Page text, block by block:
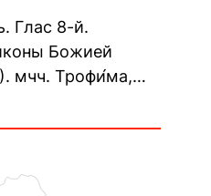
Прп....
Глас 8-й.
Божией
мчч. Трофи́ма,
прав.